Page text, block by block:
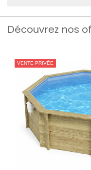
Découvrez nos
VENTE PRIVÉE